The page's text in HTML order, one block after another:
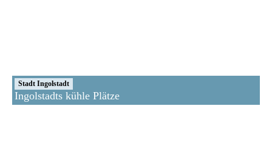
Stadt Ingolstadt
Ingolstadts kühle Plätze